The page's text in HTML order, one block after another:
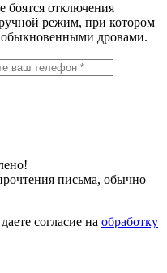
отключения
режим, при котором
дровами.
письма, обычно
согласие на обработку